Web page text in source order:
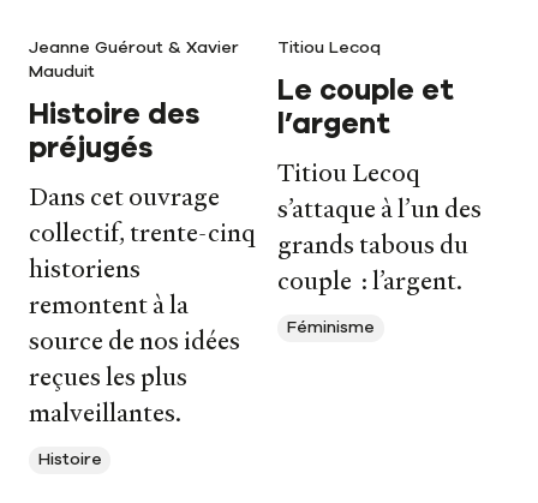
Jeanne Guérout & Xavier
Mauduit
Histoire des
préjugés
Dans cet ouvrage
collectif, trente-cinq
historiens
remontent à la
source de nos idées
reçues les plus
malveillantes.
Histoire
Titiou Lecoq
Le couple et
l’argent
Titiou Lecoq
s’attaque à l’un des
grands tabous du
couple : l’argent.
Féminisme